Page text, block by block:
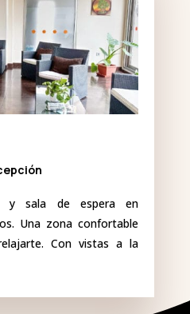
y sala de espera en
Una zona confortable
Con vistas a la